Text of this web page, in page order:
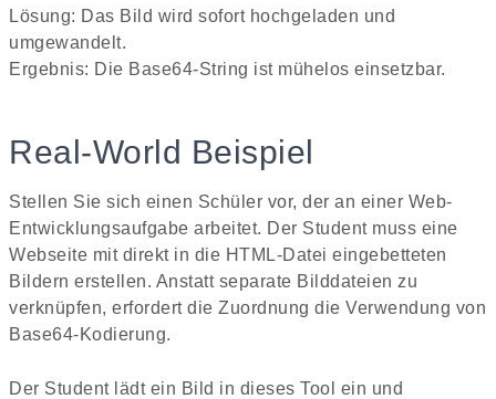
Lösung: Das Bild wird sofort hochgeladen und
umgewandelt.
Ergebnis: Die Base64-String ist mühelos einsetzbar.
Real-World Beispiel
Stellen Sie sich einen Schüler vor, der an einer Web-
Entwicklungsaufgabe arbeitet. Der Student muss eine
Webseite mit direkt in die HTML-Datei eingebetteten
Bildern erstellen. Anstatt separate Bilddateien zu
verknüpfen, erfordert die Zuordnung die Verwendung von
Base64-Kodierung.
Der Student lädt ein Bild in dieses Tool ein und